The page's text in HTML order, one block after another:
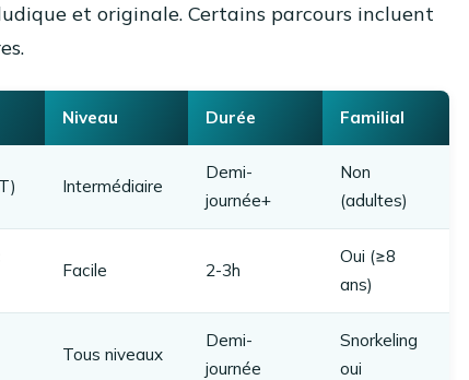
et originale. Certains parcours incluent
Niveau Durée Familial
Intermédiaire
Demi-
journée+
Non
(adultes)
Facile 2-3h
Oui (≥8
ans)
Tous niveaux
Demi-
journée
Snorkeling
oui